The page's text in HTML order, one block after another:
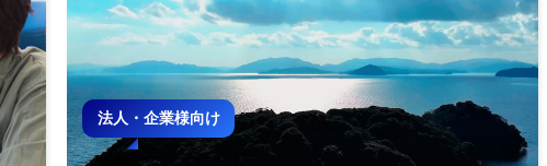
法人・企業様向け